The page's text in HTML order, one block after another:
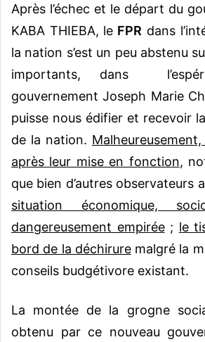
Après l’échec et le départ du
KABA THIEBA, le FPR dans
la nation s’est un peu abstenu
importants, dans
gouvernement Joseph Marie
puisse nous édifier et recevoir
de la nation.
après leur mise en fonction,
que bien d’autres observateurs
situation économique,
dangereusement empirée; le
bord de la déchiruremalgré la
conseils budgétivore existant.
La montée de la grogne
obtenu par ce nouveau